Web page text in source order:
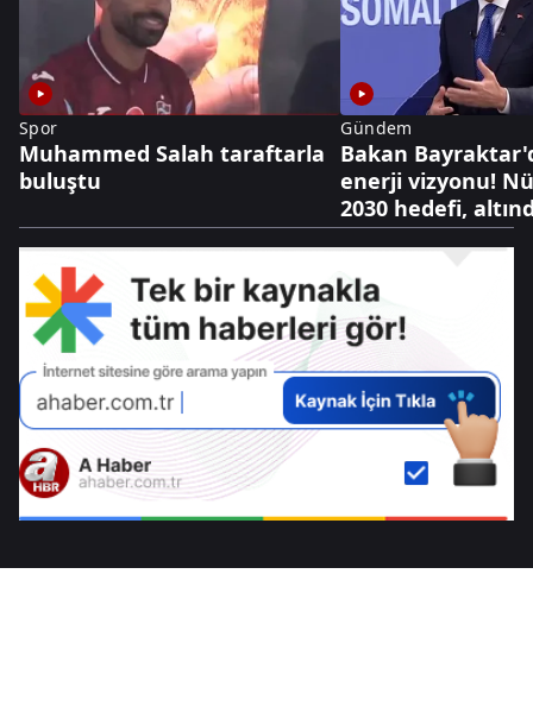
Spor
Muhammed Salah taraftarla
buluştu
Gündem
Bakan
enerji vizyonu!
2030 hedefi,
dolarlık hazine